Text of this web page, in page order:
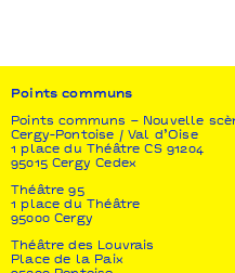
Frascati Producties
DDD – Festival Dias da
Centre d’art scénique
CDCN du Val-de-Marne,
scène nationale Cergy-
Maillon, Théâtre de
et Esplanade – Theatres
Financédans le cadre
Points communs
Points communs – Nouvelle
Cergy-Pontoise / Val d’Oise
1 place du Théâtre CS 91204
95015 Cergy Cedex
Théâtre 95
1 place du Théâtre
95000 Cergy
Théâtre des Louvrais
Place de la Paix